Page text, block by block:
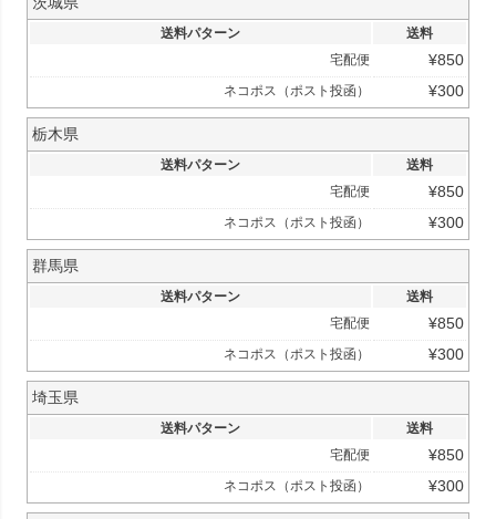
送料パターン
送料
宅配便
¥850
ネコポス（ポスト投函） ¥300
栃木県
送料パターン
送料
宅配便
¥850
ネコポス（ポスト投函） ¥300
群馬県
送料パターン
送料
宅配便
¥850
ネコポス（ポスト投函） ¥300
埼玉県
送料パターン
送料
宅配便
¥850
ネコポス（ポスト投函） ¥300